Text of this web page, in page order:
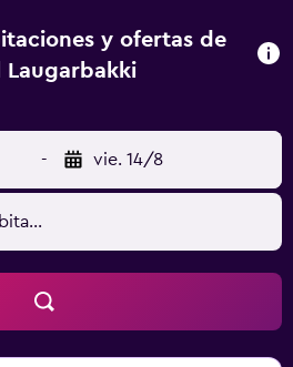
personal gratuitos. Los
por la web gracias a nuestro
las actividades de ocio
más abajo en las
alojamiento (es posible que se
y ofertas de
Laugarbakki
- vie. 14/8